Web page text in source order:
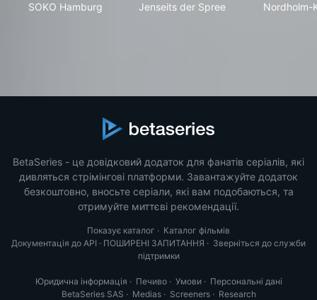
SOKO Hamburg Jenseits der Spree Nordholm-
BetaSeries - це довідковий додаток для фанатів серіалів, які
дивляться стрімінгові платформи. Завантажуйте додаток
безкоштовно, вносьте серіали, які вам подобаються, та
отримуйте миттєві рекомендації.
Показує каталог · Каталог фільмів
Документація до API · ПОШИРЕНІ ЗАПИТАННЯ · Зверніться до служби
підтримки
Юридична інформація · Печиво· Умови· Персональні дані
BetaSeries SAS · Medias· Screeners· Research